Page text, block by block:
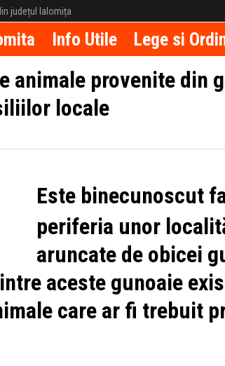
județul Ialomița
Info Utile Lege si
animale provenite din
locale
Este binecunoscut
periferia unor
aruncate de obicei
aceste gunoaie
care ar fi trebuit